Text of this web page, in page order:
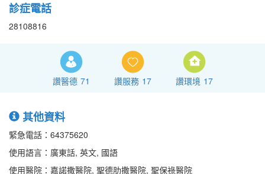
診症電話
28108816
讚醫德 71 讚服務 17 讚環境 17
其他資料
緊急電話：64375620
使用語言：廣東話, 英文, 國語
使用醫院：嘉諾撒醫院, 聖德肋撒醫院, 聖保祿醫院